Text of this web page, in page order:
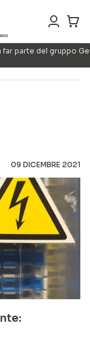
far parte del gruppo
09 DICEMBRE 2021